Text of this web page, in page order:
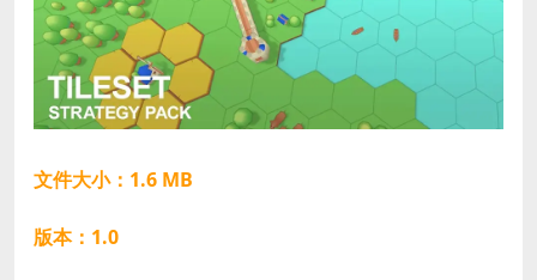
文件大小：1.6 MB
版本：1.0